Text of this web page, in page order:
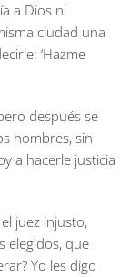
a Dios ni
ciudad una
‘Hazme
después se
hombres, sin
a hacerle justicia
juez injusto,
elegidos, que
Yo les digo